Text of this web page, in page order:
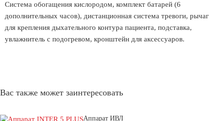
Система обогащения кислородом, комплект батарей (6
дополнительных часов), дистанционная система тревоги, рычаг
для крепления дыхательного контура пациента, подставка,
увлажнитель с подогревом, кронштейн для аксессуаров.
Вас также может заинтересовать
Аппарат ИВЛ